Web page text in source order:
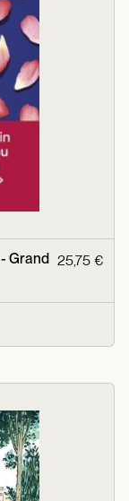
Grand 25,75 €